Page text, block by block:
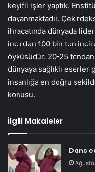
keyifli işler yaptık.
dayanmaktadır.
ihracatında dünyada
incirden 100 bin ton
öyküsüdür. 20-25 tondan
dünyaya sağlıklı eserler
insanlığa en doğru
konusu.
İlgili Makaleler
Dans